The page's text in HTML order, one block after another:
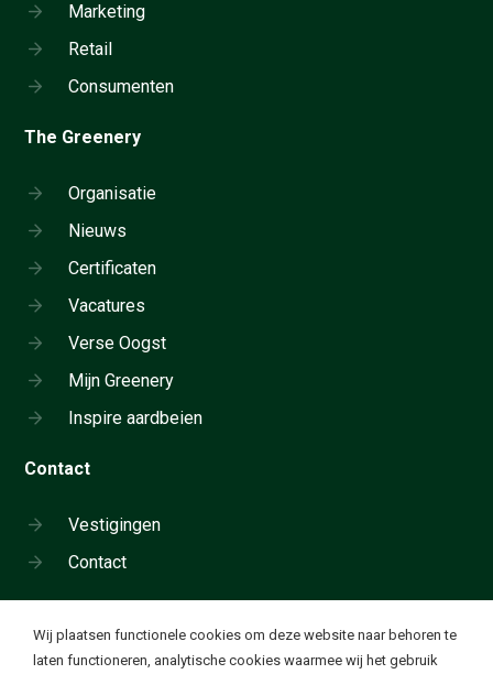
Marketing
Retail
Consumenten
The Greenery
Organisatie
Nieuws
Certificaten
Vacatures
Verse Oogst
Mijn Greenery
Inspire aardbeien
Contact
Vestigingen
Contact
Neem telefonisch contact op:
Wij plaatsen functionele cookies om deze website naar behoren te
laten functioneren, analytische cookies waarmee wij het gebruik
Cookie instellingen